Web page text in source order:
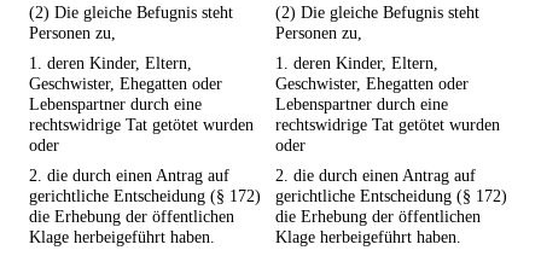
(2) Die gleiche Befugnis steht
Personen zu,
(2) Die gleiche Befugnis steht
Personen zu,
1. deren Kinder, Eltern,
Geschwister, Ehegatten oder
Lebenspartner durch eine
rechtswidrige Tat getötet wurden
oder
1. deren Kinder, Eltern,
Geschwister, Ehegatten oder
Lebenspartner durch eine
rechtswidrige Tat getötet wurden
oder
2. die durch einen Antrag auf
gerichtliche Entscheidung (§ 172)
die Erhebung der öffentlichen
Klage herbeigeführt haben.
2. die durch einen Antrag auf
gerichtliche Entscheidung (§ 172)
die Erhebung der öffentlichen
Klage herbeigeführt haben.